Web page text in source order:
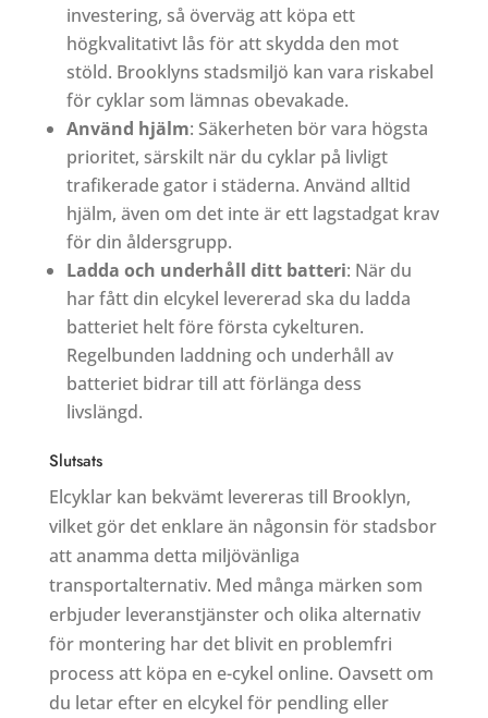
investering, så överväg att köpa ett
högkvalitativt lås för att skydda den mot
stöld. Brooklyns stadsmiljö kan vara riskabel
för cyklar som lämnas obevakade.
Använd hjälm: Säkerheten bör vara högsta
prioritet, särskilt när du cyklar på livligt
trafikerade gator i städerna. Använd alltid
hjälm, även om det inte är ett lagstadgat krav
för din åldersgrupp.
Ladda och underhåll ditt batteri: När du
har fått din elcykel levererad ska du ladda
batteriet helt före första cykelturen.
Regelbunden laddning och underhåll av
batteriet bidrar till att förlänga dess
livslängd.
Slutsats
Elcyklar kan bekvämt levereras till Brooklyn,
vilket gör det enklare än någonsin för stadsbor
att anamma detta miljövänliga
transportalternativ. Med många märken som
erbjuder leveranstjänster och olika alternativ
för montering har det blivit en problemfri
process att köpa en e-cykel online. Oavsett om
du letar efter en elcykel för pendling eller